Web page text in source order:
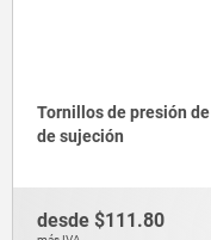
Tornillos de presión
de sujeción
desde $111.80